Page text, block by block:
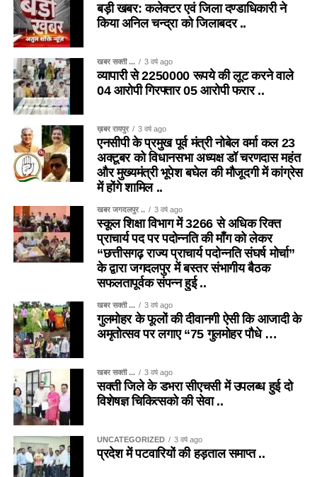
बड़ी खबर: कलेक्टर एवं जिला दण्डाधिकारी ने
किया अनिल चन्द्रा को जिलाबदर ..
खबर सक्ती ... 3 वर्ष ago
व्यापारी से 2250000 रूपये की लूट करने वाले
04 आरोपी गिरफ्तार 05 आरोपी फरार ..
ख़बर रायपुर 3 वर्ष ago
एनसीपी के प्रमुख पूर्व मंत्री नोबेल वर्मा कल 23
अक्टूबर को विधानसभा अध्यक्ष डॉ चरणदास महंत
और मुख्यमंत्री भूपेश बघेल की मौजूदगी में कांग्रेस
में होंगे शामिल ..
खबर जगदलपुर .. 3 वर्ष ago
स्कूल शिक्षा विभाग में 3266 से अधिक रिक्त
प्राचार्य पद पर पदोन्नति की माँग को लेकर
“छत्तीसगढ़ राज्य प्राचार्य पदोन्नति संघर्ष मोर्चा”
के द्वारा जगदलपुर में बस्तर संभागीय बैठक
सफलतापूर्वक संपन्न हुई ..
खबर सक्ती ... 3 वर्ष ago
गुलमोहर के फूलों की दीवानगी ऐसी कि आजादी के
अमृतोत्सव पर लगाए “75 गुलमोहर पौधे …
खबर सक्ती ... 3 वर्ष ago
सक्ती जिले के डभरा सीएचसी में उपलब्ध हुई दो
विशेषज्ञ चिकित्सको की सेवा ..
UNCATEGORIZED 3 वर्ष ago
प्रदेश में पटवारियों की हड़ताल समाप्त ..